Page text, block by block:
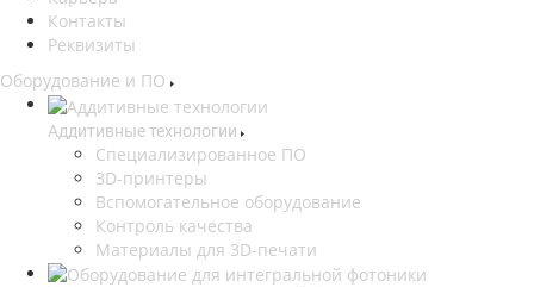
Контакты
Реквизиты
Оборудование и ПО
Аддитивные технологии
Специализированное ПО
3D-принтеры
Вспомогательное оборудование
Контроль качества
Материалы для 3D-печати